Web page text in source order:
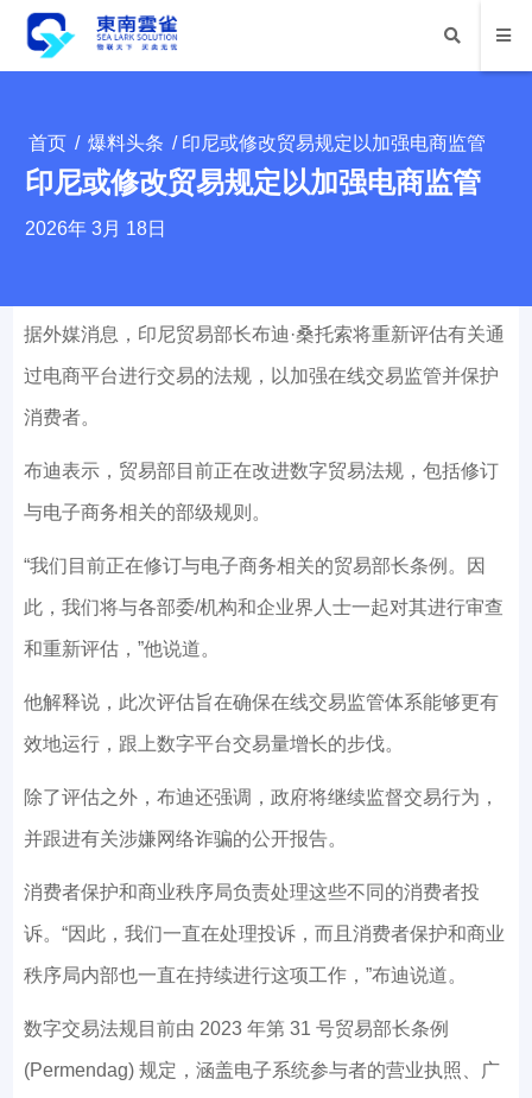
首页 / 爆料头条 / 印尼或修改贸易规定以加强电商监管
印尼或修改贸易规定以加强电商监管
2026年 3月 18日
据外媒消息，印尼贸易部长布迪·桑托索将重新评估有关通
过电商平台进行交易的法规，以加强在线交易监管并保护
消费者。
布迪表示，贸易部目前正在改进数字贸易法规，包括修订
与电子商务相关的部级规则。
“我们目前正在修订与电子商务相关的贸易部长条例。因
此，我们将与各部委/机构和企业界人士一起对其进行审查
和重新评估，”他说道。
他解释说，此次评估旨在确保在线交易监管体系能够更有
效地运行，跟上数字平台交易量增长的步伐。
除了评估之外，布迪还强调，政府将继续监督交易行为，
并跟进有关涉嫌网络诈骗的公开报告。
消费者保护和商业秩序局负责处理这些不同的消费者投
诉。“因此，我们一直在处理投诉，而且消费者保护和商业
秩序局内部也一直在持续进行这项工作，”布迪说道。
数字交易法规目前由 2023 年第 31 号贸易部长条例
(Permendag) 规定，涵盖电子系统参与者的营业执照、广